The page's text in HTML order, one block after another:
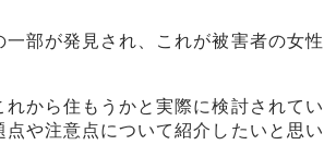
部が発見され、これが被害者の女性
から住もうかと実際に検討されてい
や注意点について紹介したいと思い